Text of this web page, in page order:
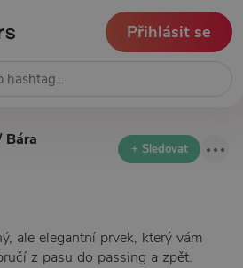
Přihlásit se
Bára + Sledovat
ale elegantní prvek, který vám
z pasu do passing a zpět.